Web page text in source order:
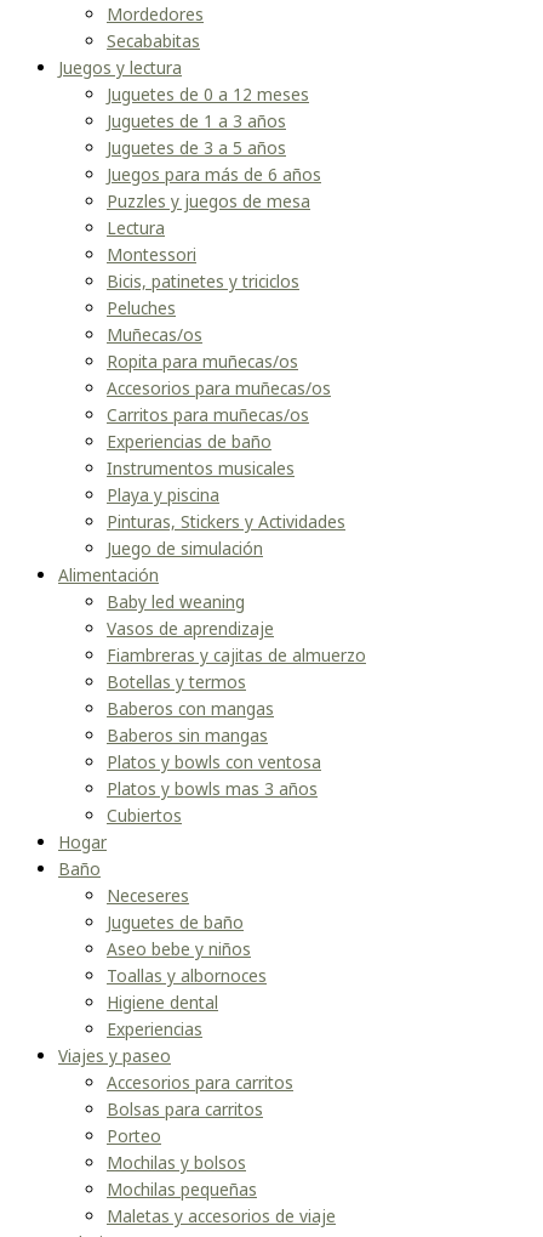
Mordedores
Secababitas
Juegos y lectura
Juguetes de 0 a 12 meses
Juguetes de 1 a 3 años
Juguetes de 3 a 5 años
Juegos para más de 6 años
Puzzles y juegos de mesa
Lectura
Montessori
Bicis, patinetes y triciclos
Peluches
Muñecas/os
Ropita para muñecas/os
Accesorios para muñecas/os
Carritos para muñecas/os
Experiencias de baño
Instrumentos musicales
Playa y piscina
Pinturas, Stickers y Actividades
Juego de simulación
Alimentación
Baby led weaning
Vasos de aprendizaje
Fiambreras y cajitas de almuerzo
Botellas y termos
Baberos con mangas
Baberos sin mangas
Platos y bowls con ventosa
Platos y bowls mas 3 años
Cubiertos
Hogar
Baño
Neceseres
Juguetes de baño
Aseo bebe y niños
Toallas y albornoces
Higiene dental
Experiencias
Viajes y paseo
Accesorios para carritos
Bolsas para carritos
Porteo
Mochilas y bolsos
Mochilas pequeñas
Maletas y accesorios de viaje